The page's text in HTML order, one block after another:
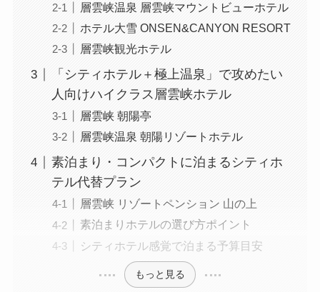
層雲峡温泉 層雲峡マウントビューホテル
ホテル大雪 ONSEN&CANYON RESORT
層雲峡観光ホテル
「シティホテル＋極上温泉」で攻めたい
人向けハイクラス層雲峡ホテル
層雲峡 朝陽亭
層雲峡温泉 朝陽リゾートホテル
素泊まり・コンパクトに泊まるシティホ
テル代替プラン
層雲峡 リゾートペンション 山の上
素泊まりホテルの選び方ポイント
シティホテル感覚で泊まる予算目安
もっと見る